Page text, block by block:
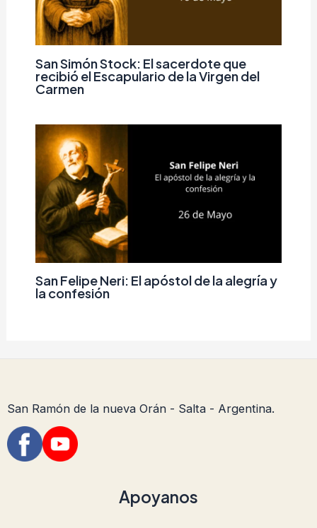
San Simón Stock: El sacerdote que
recibió el Escapulario de la Virgen del
Carmen
San Felipe Neri: El apóstol de la alegría y
la confesión
San Ramón de la nueva Orán - Salta - Argentina.
Apoyanos